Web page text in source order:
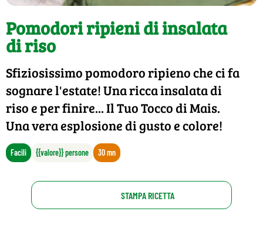
Pomodori ripieni di insalata
di riso
Sfiziosissimo pomodoro ripieno che ci fa
sognare l'estate! Una ricca insalata di
riso e per finire... Il Tuo Tocco di Mais.
Una vera esplosione di gusto e colore!
Facili {{valore}} persone 30 mn
STAMPA RICETTA